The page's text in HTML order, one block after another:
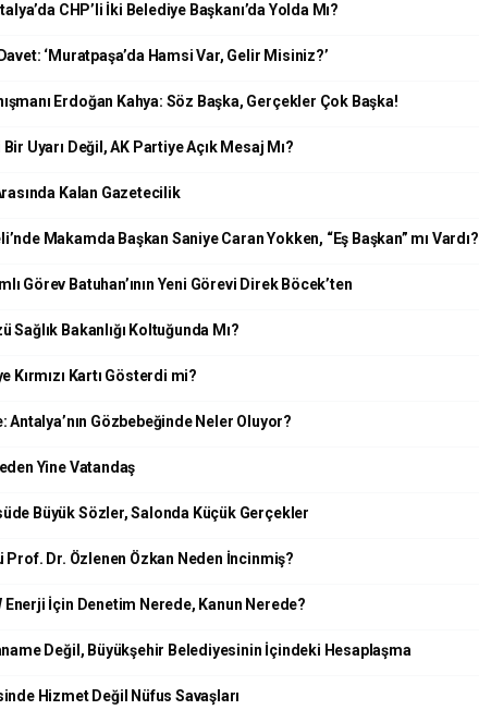
CHP’li İki Belediye Başkanı’da Yolda Mı?
‘Muratpaşa’da Hamsi Var, Gelir Misiniz?’
Erdoğan Kahya: Söz Başka, Gerçekler Çok Başka!
Uyarı Değil, AK Partiye Açık Mesaj Mı?
Kalan Gazetecilik
Makamda Başkan Saniye Caran Yokken, “Eş Başkan” mı Vardı?
Görev Batuhan’ının Yeni Görevi Direk Böcek’ten
Sağlık Bakanlığı Koltuğunda Mı?
Kırmızı Kartı Gösterdi mi?
Antalya’nın Gözbebeğinde Neler Oluyor?
Yine Vatandaş
Büyük Sözler, Salonda Küçük Gerçekler
Dr. Özlenen Özkan Neden İncinmiş?
Enerji İçin Denetim Nerede, Kanun Nerede?
Değil, Büyükşehir Belediyesinin İçindeki Hesaplaşma
Hizmet Değil Nüfus Savaşları